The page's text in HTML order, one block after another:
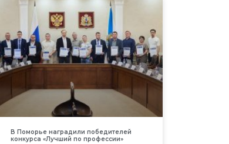
В Поморье наградили победителей
конкурса «Лучший по профессии»